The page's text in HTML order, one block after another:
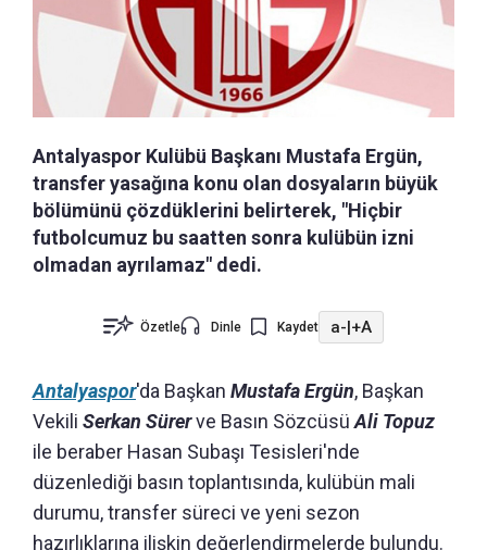
Antalyaspor Kulübü Başkanı Mustafa Ergün,
transfer yasağına konu olan dosyaların büyük
bölümünü çözdüklerini belirterek, "Hiçbir
futbolcumuz bu saatten sonra kulübün izni
olmadan ayrılamaz" dedi.
Özetle Dinle Kaydet a-|+A
Antalyaspor'da Başkan Mustafa Ergün, Başkan
Vekili Serkan Sürerve Basın SözcüsüAli Topuz
ile beraber Hasan Subaşı Tesisleri'nde
düzenlediği basın toplantısında, kulübün mali
durumu, transfer süreci ve yeni sezon
hazırlıklarına ilişkin değerlendirmelerde bulundu.